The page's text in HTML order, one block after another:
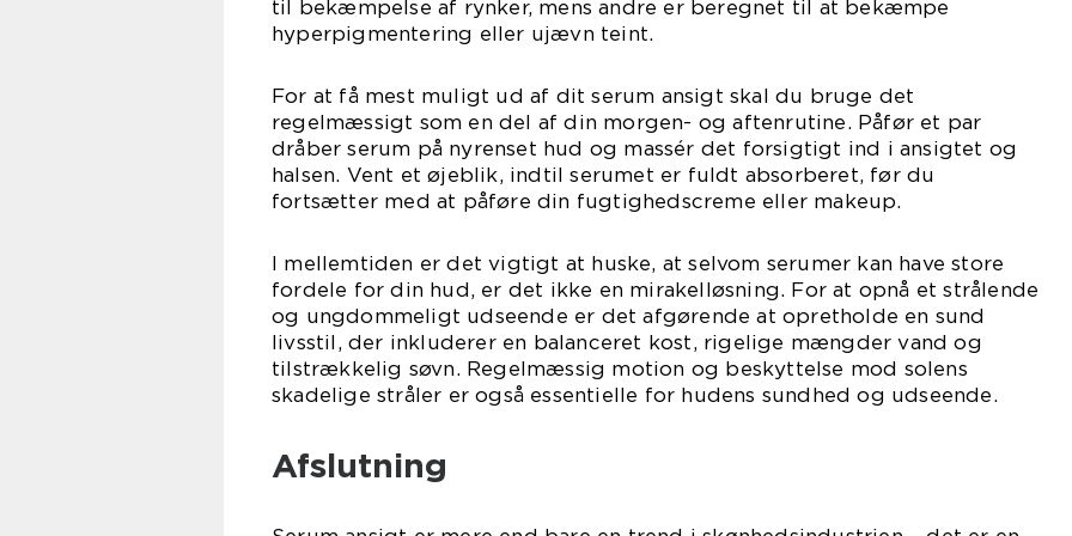
til bekæmpelse af rynker, mens andre er beregnet til at bekæmpe
hyperpigmentering eller ujævn teint.
For at få mest muligt ud af dit serum ansigt skal du bruge det
regelmæssigt som en del af din morgen- og aftenrutine. Påfør et par
dråber serum på nyrenset hud og massér det forsigtigt ind i ansigtet og
halsen. Vent et øjeblik, indtil serumet er fuldt absorberet, før du
fortsætter med at påføre din fugtighedscreme eller makeup.
I mellemtiden er det vigtigt at huske, at selvom serumer kan have store
fordele for din hud, er det ikke en mirakelløsning. For at opnå et strålende
og ungdommeligt udseende er det afgørende at opretholde en sund
livsstil, der inkluderer en balanceret kost, rigelige mængder vand og
tilstrækkelig søvn. Regelmæssig motion og beskyttelse mod solens
skadelige stråler er også essentielle for hudens sundhed og udseende.
Afslutning